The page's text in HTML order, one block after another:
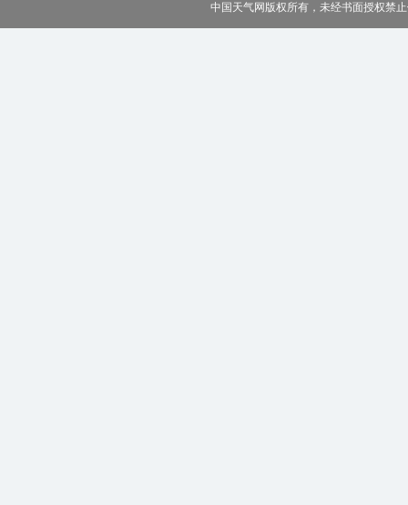
中国天气网版权所有，未经书面授权